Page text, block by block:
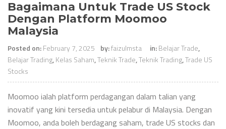
Bagaimana Untuk Trade US Stock
Dengan Platform Moomoo
Malaysia
Posted on:February 7, 2025 by:faizulmsta in:Belajar Trade,
Belajar Trading,Kelas Saham,Teknik Trade,Teknik Trading,Trade US
Stocks
Moomoo ialah platform perdagangan dalam talian yang
inovatif yang kini tersedia untuk pelabur di Malaysia. Dengan
Moomoo, anda boleh berdagang saham, trade US stocks dan